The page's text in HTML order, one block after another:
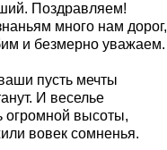
Поздравляем!
много нам дорог,
и безмерно уважаем.
пусть мечты
И веселье
огромной высоты,
вовек сомненья.